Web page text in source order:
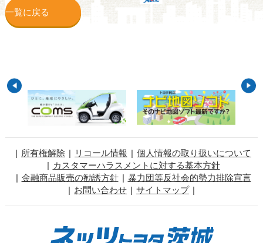
一覧に戻る
所有権解除 リコール情報
個人情報の取り扱いについて
カスタマーハラスメントに対する基本方針
金融商品販売の勧誘方針
暴力団等反社会的勢力排除宣言
お問い合わせ
サイトマップ